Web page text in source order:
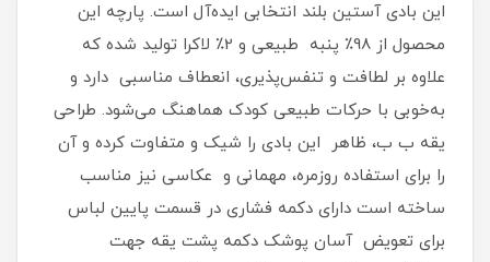
این بادی آستین بلند انتخابی ایده‌آل است. پارچه این
محصول از 98٪ پنبه طبیعی و 2٪ لاکرا تولید شده که
علاوه بر لطافت و تنفس‌پذیری، انعطاف مناسبی دارد و
به‌خوبی با حرکات طبیعی کودک هماهنگ می‌شود. طراحی
یقه ب ب، ظاهر این بادی را شیک و متفاوت کرده و آن
را برای استفاده روزمره، مهمانی و عکاسی نیز مناسب
ساخته است دارای دکمه فشاری در قسمت پایین لباس
برای تعویض آسان پوشک دکمه پشت یقه جهت